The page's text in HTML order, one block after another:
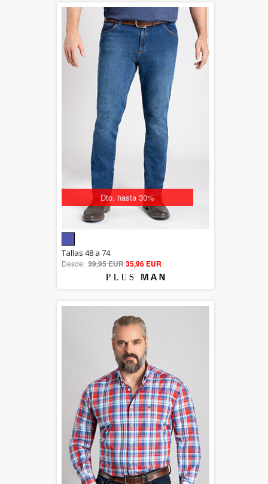
Dto. hasta 30%
out of 5
Tallas 48 a 74
Desde: 39,95 EUR35,96 EUR